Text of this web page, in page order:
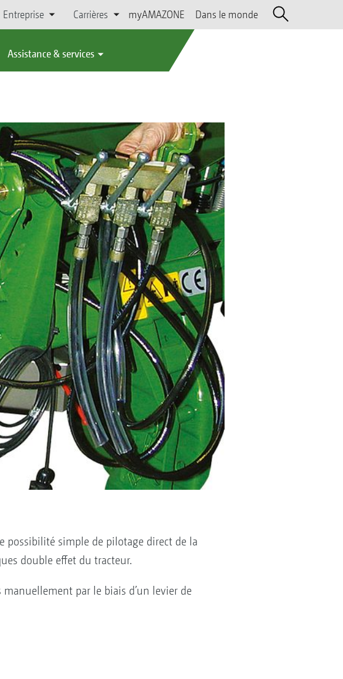
Entreprise Carrières myAMAZONE Dans le monde
Assistance & services
possibilité simple de pilotage direct de la
double effet du tracteur.
par le biais d’un levier de